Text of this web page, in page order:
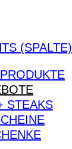
(SPALTE)
STEAKS